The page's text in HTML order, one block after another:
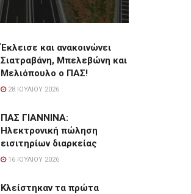
Έκλεισε και ανακοινώνει
Σιατραβάνη, Μπελεβώνη και
Μελιόπουλο ο ΠΑΣ!
28 ΙΟΥΛΊΟΥ 2026
ΠΑΣ ΓΙΑΝΝΙΝΑ:
Hλεκτρονική πώληση
εισιτηρίων διαρκείας
16 ΙΟΥΛΊΟΥ 2026
Κλείστηκαν τα πρώτα